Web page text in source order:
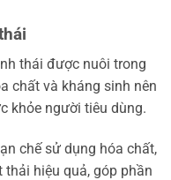
thái được nuôi trong
chất và kháng sinh nên
khỏe người tiêu dùng.
chế sử dụng hóa chất,
hiệu quả, góp phần